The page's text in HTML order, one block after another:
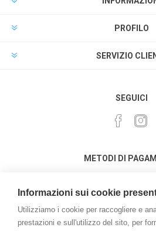
PROFILO
SERVIZIO
SEGUICI
METODI DI
Informazioni sui cookie
Utilizziamo i cookie per raccogliere e
prestazioni e sull'utilizzo del sito, per